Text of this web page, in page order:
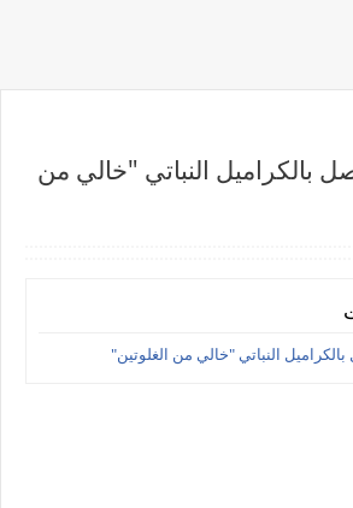
بالكراميل النباتي "خالي من
النباتي "خالي من الغلوتين"